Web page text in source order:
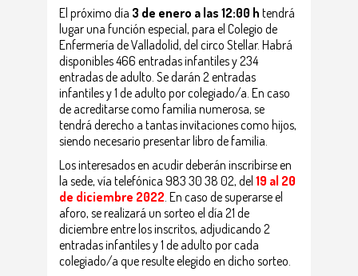
El próximo día 3 de enero a las 12:00 h tendrá
lugar una función especial, para el Colegio de
Enfermería de Valladolid, del circo Stellar. Habrá
disponibles 466 entradas infantiles y 234
entradas de adulto. Se darán 2 entradas
infantiles y 1 de adulto por colegiado/a. En caso
de acreditarse como familia numerosa, se
tendrá derecho a tantas invitaciones como hijos,
siendo necesario presentar libro de familia.
Los interesados en acudir deberán inscribirse en
la sede, vía telefónica 983 30 38 02, del 19 al 20
de diciembre 2022. En caso de superarse el
aforo, se realizará un sorteo el día 21 de
diciembre entre los inscritos, adjudicando 2
entradas infantiles y 1 de adulto por cada
colegiado/a que resulte elegido en dicho sorteo.